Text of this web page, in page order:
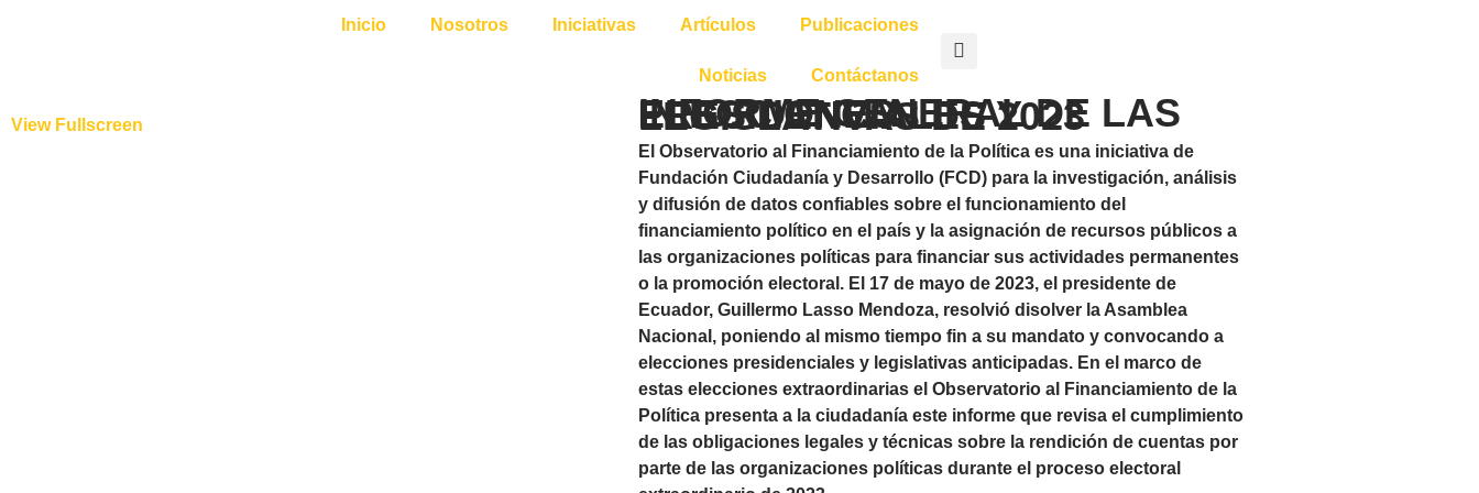
Inicio Nosotros Iniciativas Artículos Publicaciones
Noticias Contáctanos
View Fullscreen INFORME GENERAL DE LAS ELECCIONES PRESIDENCIALES Y LEGISLATIVAS DE 2023
El Observatorio al Financiamiento de la Política es una iniciativa de
Fundación Ciudadanía y Desarrollo (FCD) para la investigación, análisis
y difusión de datos confiables sobre el funcionamiento del
financiamiento político en el país y la asignación de recursos públicos a
las organizaciones políticas para financiar sus actividades permanentes
o la promoción electoral. El 17 de mayo de 2023, el presidente de
Ecuador, Guillermo Lasso Mendoza, resolvió disolver la Asamblea
Nacional, poniendo al mismo tiempo fin a su mandato y convocando a
elecciones presidenciales y legislativas anticipadas. En el marco de
estas elecciones extraordinarias el Observatorio al Financiamiento de la
Política presenta a la ciudadanía este informe que revisa el cumplimiento
de las obligaciones legales y técnicas sobre la rendición de cuentas por
parte de las organizaciones políticas durante el proceso electoral